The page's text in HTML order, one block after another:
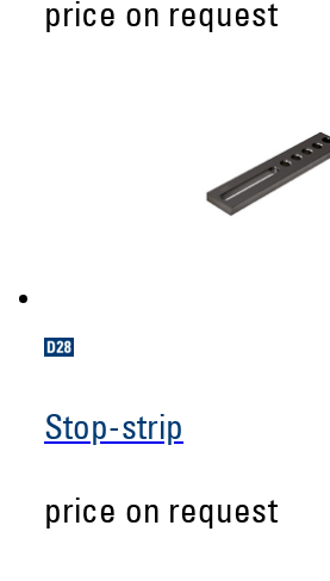
price on request
Stop-strip
price on request